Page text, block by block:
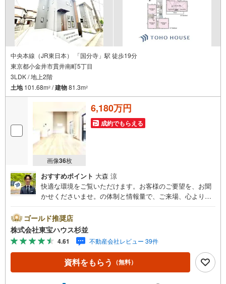
中央本線（JR東日本） 「国分寺」駅 徒歩19分
東京都小金井市貫井南町5丁目
3LDK / 地上2階
土地101.68m2 /建物81.3m2
画像36枚
6,180万円
成約でもらえる
おすすめポイント 大森 涼
快適な環境をご覧いただけます。お客様のご要望を、お聞
かせくださいませ。の体制と情報量で、ご来場、心よりお
「未来カレンダー」のご提案。・ 未来に起こるであろうご
自宅リフォームをオンライン上でご提案「ミラカレクラ
ブ」。・ 不動産売却時、ご自宅を綺麗にかつ瀟洒にさせる
CG加工ホームステイジングサービス。・ 購入者様へ、税
理士による確定申告の無料セミナーをご招待いたします。
◆ご予約に際して◆日時のご希望をお伝えください。（も
ゴールド推奨店
株式会社東宝ハウス杉並
4.61 不動産会社レビュー 39件
資料をもらう （無料）